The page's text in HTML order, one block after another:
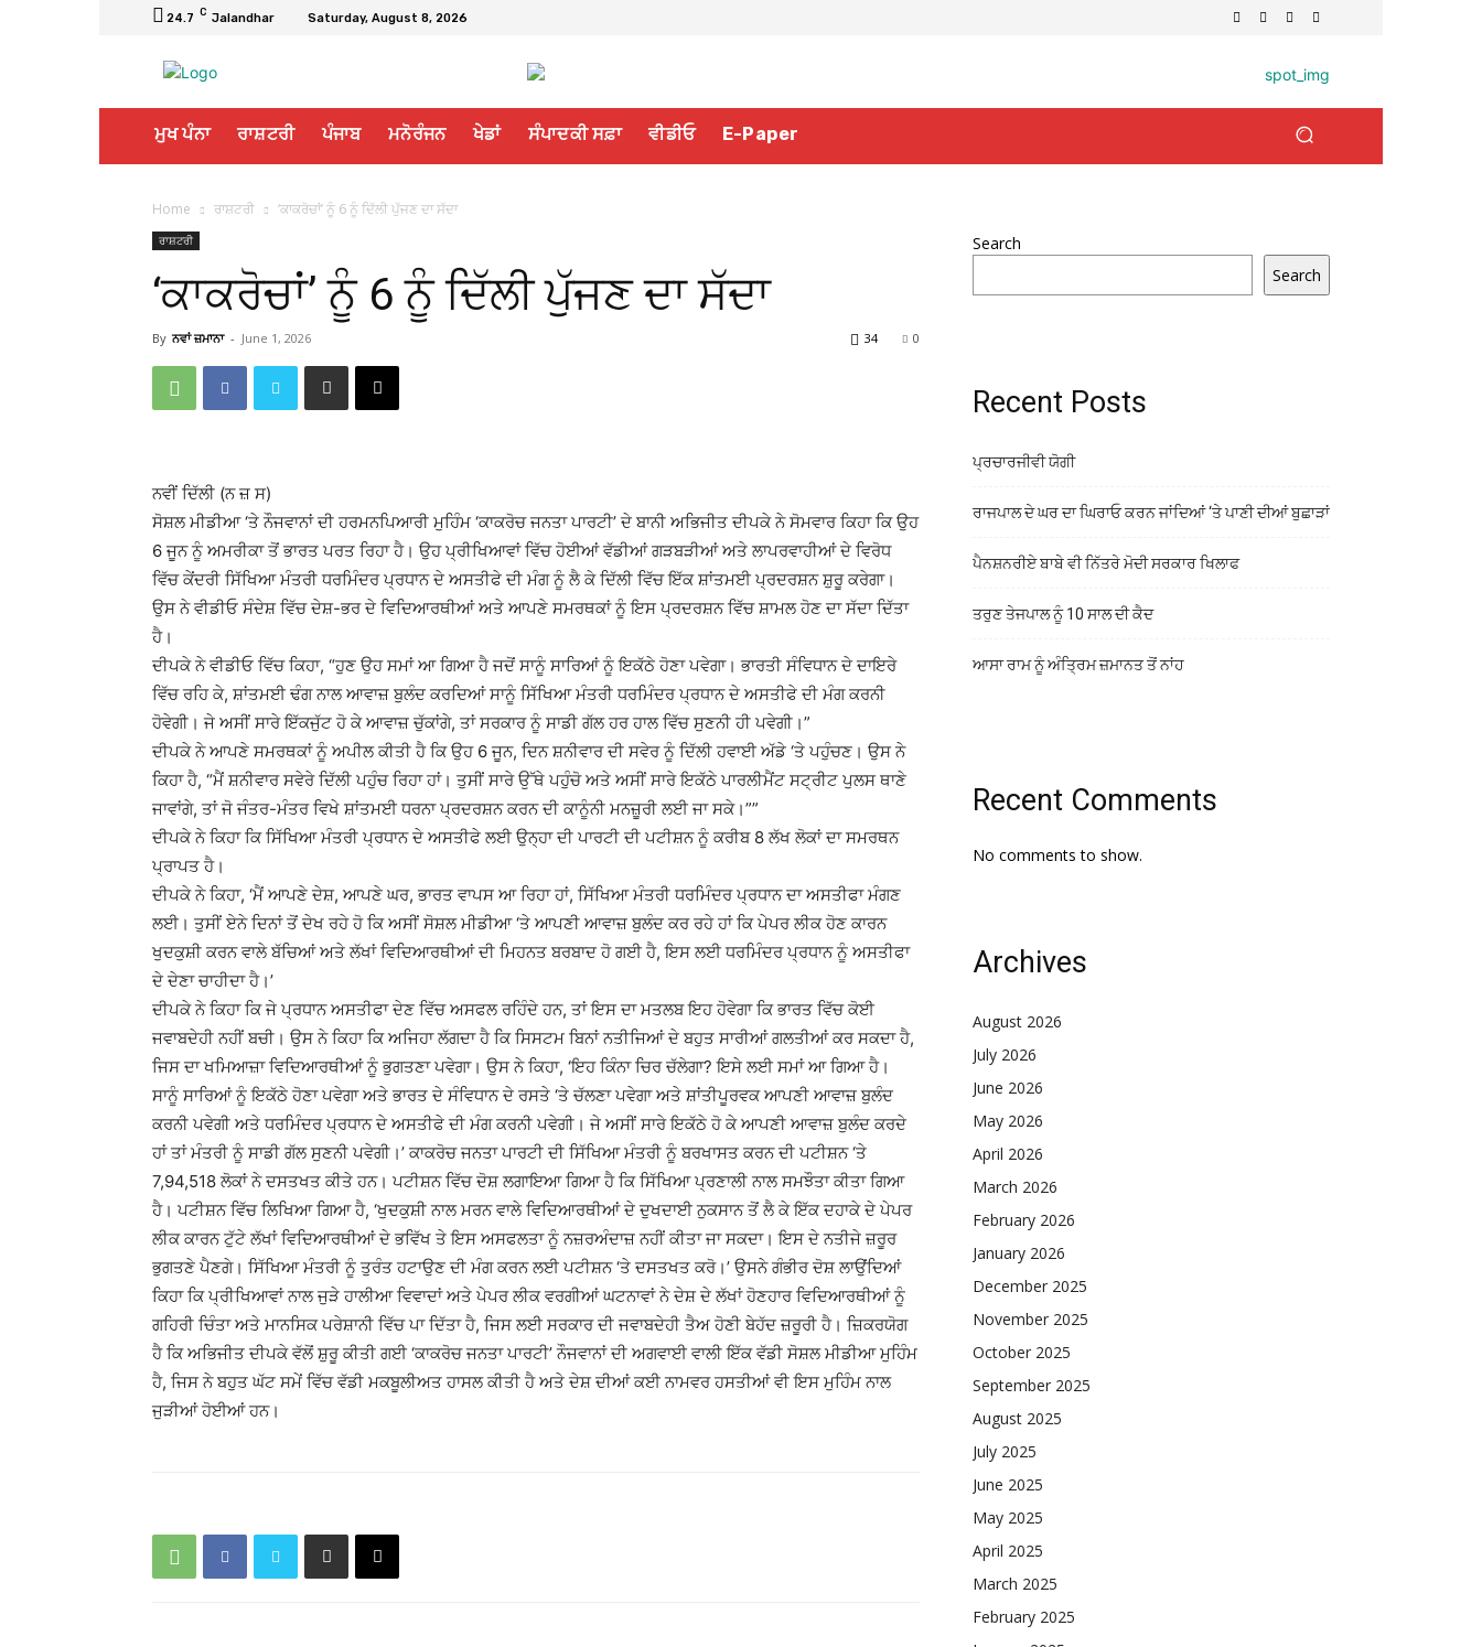
24.7 C Jalandhar Saturday, August 8, 2026
ਮੁਖ ਪੰਨਾ ਰਾਸ਼ਟਰੀ ਪੰਜਾਬ ਮਨੋਰੰਜਨ ਖੇਡਾਂ ਸੰਪਾਦਕੀ ਸਫ਼ਾ ਵੀਡੀਓ E-Paper
Home ਰਾਸ਼ਟਰੀ ‘ਕਾਕਰੋਚਾਂ’ ਨੂੰ 6 ਨੂੰ ਦਿੱਲੀ ਪੁੱਜਣ ਦਾ ਸੱਦਾ
ਰਾਸ਼ਟਰੀ
‘ਕਾਕਰੋਚਾਂ’ ਨੂੰ 6 ਨੂੰ ਦਿੱਲੀ ਪੁੱਜਣ ਦਾ ਸੱਦਾ
By ਨਵਾਂ ਜ਼ਮਾਨਾ - June 1, 2026 0
34
ਨਵੀਂ ਦਿੱਲੀ (ਨ ਜ਼ ਸ)
ਸੋਸ਼ਲ ਮੀਡੀਆ ‘ਤੇ ਨੌਜਵਾਨਾਂ ਦੀ ਹਰਮਨਪਿਆਰੀ ਮੁਹਿੰਮ ‘ਕਾਕਰੋਚ ਜਨਤਾ ਪਾਰਟੀ’ ਦੇ ਬਾਨੀ ਅਭਿਜੀਤ ਦੀਪਕੇ ਨੇ ਸੋਮਵਾਰ ਕਿਹਾ ਕਿ ਉਹ
6 ਜੂਨ ਨੂੰ ਅਮਰੀਕਾ ਤੋਂ ਭਾਰਤ ਪਰਤ ਰਿਹਾ ਹੈ। ਉਹ ਪ੍ਰੀਖਿਆਵਾਂ ਵਿੱਚ ਹੋਈਆਂ ਵੱਡੀਆਂ ਗੜਬੜੀਆਂ ਅਤੇ ਲਾਪਰਵਾਹੀਆਂ ਦੇ ਵਿਰੋਧ
ਵਿੱਚ ਕੇਂਦਰੀ ਸਿੱਖਿਆ ਮੰਤਰੀ ਧਰਮਿੰਦਰ ਪ੍ਰਧਾਨ ਦੇ ਅਸਤੀਫੇ ਦੀ ਮੰਗ ਨੂੰ ਲੈ ਕੇ ਦਿੱਲੀ ਵਿੱਚ ਇੱਕ ਸ਼ਾਂਤਮਈ ਪ੍ਰਦਰਸ਼ਨ ਸ਼ੁਰੂ ਕਰੇਗਾ।
ਉਸ ਨੇ ਵੀਡੀਓ ਸੰਦੇਸ਼ ਵਿੱਚ ਦੇਸ਼-ਭਰ ਦੇ ਵਿਦਿਆਰਥੀਆਂ ਅਤੇ ਆਪਣੇ ਸਮਰਥਕਾਂ ਨੂੰ ਇਸ ਪ੍ਰਦਰਸ਼ਨ ਵਿੱਚ ਸ਼ਾਮਲ ਹੋਣ ਦਾ ਸੱਦਾ ਦਿੱਤਾ
ਹੈ।
ਦੀਪਕੇ ਨੇ ਵੀਡੀਓ ਵਿੱਚ ਕਿਹਾ, “ਹੁਣ ਉਹ ਸਮਾਂ ਆ ਗਿਆ ਹੈ ਜਦੋਂ ਸਾਨੂੰ ਸਾਰਿਆਂ ਨੂੰ ਇਕੱਠੇ ਹੋਣਾ ਪਵੇਗਾ। ਭਾਰਤੀ ਸੰਵਿਧਾਨ ਦੇ ਦਾਇਰੇ
ਵਿੱਚ ਰਹਿ ਕੇ, ਸ਼ਾਂਤਮਈ ਢੰਗ ਨਾਲ ਆਵਾਜ਼ ਬੁਲੰਦ ਕਰਦਿਆਂ ਸਾਨੂੰ ਸਿੱਖਿਆ ਮੰਤਰੀ ਧਰਮਿੰਦਰ ਪ੍ਰਧਾਨ ਦੇ ਅਸਤੀਫੇ ਦੀ ਮੰਗ ਕਰਨੀ
ਹੋਵੇਗੀ। ਜੇ ਅਸੀਂ ਸਾਰੇ ਇੱਕਜੁੱਟ ਹੋ ਕੇ ਆਵਾਜ਼ ਚੁੱਕਾਂਗੇ, ਤਾਂ ਸਰਕਾਰ ਨੂੰ ਸਾਡੀ ਗੱਲ ਹਰ ਹਾਲ ਵਿੱਚ ਸੁਣਨੀ ਹੀ ਪਵੇਗੀ।”
ਦੀਪਕੇ ਨੇ ਆਪਣੇ ਸਮਰਥਕਾਂ ਨੂੰ ਅਪੀਲ ਕੀਤੀ ਹੈ ਕਿ ਉਹ 6 ਜੂਨ, ਦਿਨ ਸ਼ਨੀਵਾਰ ਦੀ ਸਵੇਰ ਨੂੰ ਦਿੱਲੀ ਹਵਾਈ ਅੱਡੇ ‘ਤੇ ਪਹੁੰਚਣ। ਉਸ ਨੇ
ਕਿਹਾ ਹੈ, “ਮੈਂ ਸ਼ਨੀਵਾਰ ਸਵੇਰੇ ਦਿੱਲੀ ਪਹੁੰਚ ਰਿਹਾ ਹਾਂ। ਤੁਸੀਂ ਸਾਰੇ ਉੱਥੇ ਪਹੁੰਚੋ ਅਤੇ ਅਸੀਂ ਸਾਰੇ ਇਕੱਠੇ ਪਾਰਲੀਮੈਂਟ ਸਟ੍ਰੀਟ ਪੁਲਸ ਥਾਣੇ
ਜਾਵਾਂਗੇ, ਤਾਂ ਜੋ ਜੰਤਰ-ਮੰਤਰ ਵਿਖੇ ਸ਼ਾਂਤਮਈ ਧਰਨਾ ਪ੍ਰਦਰਸ਼ਨ ਕਰਨ ਦੀ ਕਾਨੂੰਨੀ ਮਨਜ਼ੂਰੀ ਲਈ ਜਾ ਸਕੇ।””
ਦੀਪਕੇ ਨੇ ਕਿਹਾ ਕਿ ਸਿੱਖਿਆ ਮੰਤਰੀ ਪ੍ਰਧਾਨ ਦੇ ਅਸਤੀਫੇ ਲਈ ਉਨ੍ਹਾ ਦੀ ਪਾਰਟੀ ਦੀ ਪਟੀਸ਼ਨ ਨੂੰ ਕਰੀਬ 8 ਲੱਖ ਲੋਕਾਂ ਦਾ ਸਮਰਥਨ
ਪ੍ਰਾਪਤ ਹੈ।
ਦੀਪਕੇ ਨੇ ਕਿਹਾ, ‘ਮੈਂ ਆਪਣੇ ਦੇਸ਼, ਆਪਣੇ ਘਰ, ਭਾਰਤ ਵਾਪਸ ਆ ਰਿਹਾ ਹਾਂ, ਸਿੱਖਿਆ ਮੰਤਰੀ ਧਰਮਿੰਦਰ ਪ੍ਰਧਾਨ ਦਾ ਅਸਤੀਫਾ ਮੰਗਣ
ਲਈ। ਤੁਸੀਂ ਏਨੇ ਦਿਨਾਂ ਤੋਂ ਦੇਖ ਰਹੇ ਹੋ ਕਿ ਅਸੀਂ ਸੋਸ਼ਲ ਮੀਡੀਆ ‘ਤੇ ਆਪਣੀ ਆਵਾਜ਼ ਬੁਲੰਦ ਕਰ ਰਹੇ ਹਾਂ ਕਿ ਪੇਪਰ ਲੀਕ ਹੋਣ ਕਾਰਨ
ਖੁਦਕੁਸ਼ੀ ਕਰਨ ਵਾਲੇ ਬੱਚਿਆਂ ਅਤੇ ਲੱਖਾਂ ਵਿਦਿਆਰਥੀਆਂ ਦੀ ਮਿਹਨਤ ਬਰਬਾਦ ਹੋ ਗਈ ਹੈ, ਇਸ ਲਈ ਧਰਮਿੰਦਰ ਪ੍ਰਧਾਨ ਨੂੰ ਅਸਤੀਫਾ
ਦੇ ਦੇਣਾ ਚਾਹੀਦਾ ਹੈ।’
ਦੀਪਕੇ ਨੇ ਕਿਹਾ ਕਿ ਜੇ ਪ੍ਰਧਾਨ ਅਸਤੀਫਾ ਦੇਣ ਵਿੱਚ ਅਸਫਲ ਰਹਿੰਦੇ ਹਨ, ਤਾਂ ਇਸ ਦਾ ਮਤਲਬ ਇਹ ਹੋਵੇਗਾ ਕਿ ਭਾਰਤ ਵਿੱਚ ਕੋਈ
ਜਵਾਬਦੇਹੀ ਨਹੀਂ ਬਚੀ। ਉਸ ਨੇ ਕਿਹਾ ਕਿ ਅਜਿਹਾ ਲੱਗਦਾ ਹੈ ਕਿ ਸਿਸਟਮ ਬਿਨਾਂ ਨਤੀਜਿਆਂ ਦੇ ਬਹੁਤ ਸਾਰੀਆਂ ਗਲਤੀਆਂ ਕਰ ਸਕਦਾ ਹੈ,
ਜਿਸ ਦਾ ਖਮਿਆਜ਼ਾ ਵਿਦਿਆਰਥੀਆਂ ਨੂੰ ਭੁਗਤਣਾ ਪਵੇਗਾ। ਉਸ ਨੇ ਕਿਹਾ, ‘ਇਹ ਕਿੰਨਾ ਚਿਰ ਚੱਲੇਗਾ? ਇਸੇ ਲਈ ਸਮਾਂ ਆ ਗਿਆ ਹੈ।
ਸਾਨੂੰ ਸਾਰਿਆਂ ਨੂੰ ਇਕੱਠੇ ਹੋਣਾ ਪਵੇਗਾ ਅਤੇ ਭਾਰਤ ਦੇ ਸੰਵਿਧਾਨ ਦੇ ਰਸਤੇ ‘ਤੇ ਚੱਲਣਾ ਪਵੇਗਾ ਅਤੇ ਸ਼ਾਂਤੀਪੂਰਵਕ ਆਪਣੀ ਆਵਾਜ਼ ਬੁਲੰਦ
ਕਰਨੀ ਪਵੇਗੀ ਅਤੇ ਧਰਮਿੰਦਰ ਪ੍ਰਧਾਨ ਦੇ ਅਸਤੀਫੇ ਦੀ ਮੰਗ ਕਰਨੀ ਪਵੇਗੀ। ਜੇ ਅਸੀਂ ਸਾਰੇ ਇਕੱਠੇ ਹੋ ਕੇ ਆਪਣੀ ਆਵਾਜ਼ ਬੁਲੰਦ ਕਰਦੇ
ਹਾਂ ਤਾਂ ਮੰਤਰੀ ਨੂੰ ਸਾਡੀ ਗੱਲ ਸੁਣਨੀ ਪਵੇਗੀ।’ ਕਾਕਰੋਚ ਜਨਤਾ ਪਾਰਟੀ ਦੀ ਸਿੱਖਿਆ ਮੰਤਰੀ ਨੂੰ ਬਰਖਾਸਤ ਕਰਨ ਦੀ ਪਟੀਸ਼ਨ ‘ਤੇ
7,94,518 ਲੋਕਾਂ ਨੇ ਦਸਤਖਤ ਕੀਤੇ ਹਨ। ਪਟੀਸ਼ਨ ਵਿੱਚ ਦੋਸ਼ ਲਗਾਇਆ ਗਿਆ ਹੈ ਕਿ ਸਿੱਖਿਆ ਪ੍ਰਣਾਲੀ ਨਾਲ ਸਮਝੌਤਾ ਕੀਤਾ ਗਿਆ
ਹੈ। ਪਟੀਸ਼ਨ ਵਿੱਚ ਲਿਖਿਆ ਗਿਆ ਹੈ, ‘ਖੁਦਕੁਸ਼ੀ ਨਾਲ ਮਰਨ ਵਾਲੇ ਵਿਦਿਆਰਥੀਆਂ ਦੇ ਦੁਖਦਾਈ ਨੁਕਸਾਨ ਤੋਂ ਲੈ ਕੇ ਇੱਕ ਦਹਾਕੇ ਦੇ ਪੇਪਰ
ਲੀਕ ਕਾਰਨ ਟੁੱਟੇ ਲੱਖਾਂ ਵਿਦਿਆਰਥੀਆਂ ਦੇ ਭਵਿੱਖ ਤੇ ਇਸ ਅਸਫਲਤਾ ਨੂੰ ਨਜ਼ਰਅੰਦਾਜ਼ ਨਹੀਂ ਕੀਤਾ ਜਾ ਸਕਦਾ। ਇਸ ਦੇ ਨਤੀਜੇ ਜ਼ਰੂਰ
ਭੁਗਤਣੇ ਪੈਣਗੇ। ਸਿੱਖਿਆ ਮੰਤਰੀ ਨੂੰ ਤੁਰੰਤ ਹਟਾਉਣ ਦੀ ਮੰਗ ਕਰਨ ਲਈ ਪਟੀਸ਼ਨ ‘ਤੇ ਦਸਤਖਤ ਕਰੋ।’ ਉਸਨੇ ਗੰਭੀਰ ਦੋਸ਼ ਲਾਉਂਦਿਆਂ
ਕਿਹਾ ਕਿ ਪ੍ਰੀਖਿਆਵਾਂ ਨਾਲ ਜੁੜੇ ਹਾਲੀਆ ਵਿਵਾਦਾਂ ਅਤੇ ਪੇਪਰ ਲੀਕ ਵਰਗੀਆਂ ਘਟਨਾਵਾਂ ਨੇ ਦੇਸ਼ ਦੇ ਲੱਖਾਂ ਹੋਣਹਾਰ ਵਿਦਿਆਰਥੀਆਂ ਨੂੰ
ਗਹਿਰੀ ਚਿੰਤਾ ਅਤੇ ਮਾਨਸਿਕ ਪਰੇਸ਼ਾਨੀ ਵਿੱਚ ਪਾ ਦਿੱਤਾ ਹੈ, ਜਿਸ ਲਈ ਸਰਕਾਰ ਦੀ ਜਵਾਬਦੇਹੀ ਤੈਅ ਹੋਣੀ ਬੇਹੱਦ ਜ਼ਰੂਰੀ ਹੈ। ਜ਼ਿਕਰਯੋਗ
ਹੈ ਕਿ ਅਭਿਜੀਤ ਦੀਪਕੇ ਵੱਲੋਂ ਸ਼ੁਰੂ ਕੀਤੀ ਗਈ ‘ਕਾਕਰੋਚ ਜਨਤਾ ਪਾਰਟੀ’ ਨੌਜਵਾਨਾਂ ਦੀ ਅਗਵਾਈ ਵਾਲੀ ਇੱਕ ਵੱਡੀ ਸੋਸ਼ਲ ਮੀਡੀਆ ਮੁਹਿੰਮ
ਹੈ, ਜਿਸ ਨੇ ਬਹੁਤ ਘੱਟ ਸਮੇਂ ਵਿੱਚ ਵੱਡੀ ਮਕਬੂਲੀਅਤ ਹਾਸਲ ਕੀਤੀ ਹੈ ਅਤੇ ਦੇਸ਼ ਦੀਆਂ ਕਈ ਨਾਮਵਰ ਹਸਤੀਆਂ ਵੀ ਇਸ ਮੁਹਿੰਮ ਨਾਲ
ਜੁੜੀਆਂ ਹੋਈਆਂ ਹਨ।
Search
Search
Recent Posts
ਪ੍ਰਚਾਰਜੀਵੀ ਯੋਗੀ
ਰਾਜਪਾਲ ਦੇ ਘਰ ਦਾ ਘਿਰਾਓ ਕਰਨ ਜਾਂਦਿਆਂ ‘ਤੇ ਪਾਣੀ ਦੀਆਂ ਬੁਛਾੜਾਂ
ਪੈਨਸ਼ਨਰੀਏ ਬਾਬੇ ਵੀ ਨਿੱਤਰੇ ਮੋਦੀ ਸਰਕਾਰ ਖਿਲਾਫ
ਤਰੁਣ ਤੇਜਪਾਲ ਨੂੰ 10 ਸਾਲ ਦੀ ਕੈਦ
ਆਸਾ ਰਾਮ ਨੂੰ ਅੰਤ੍ਰਿਮ ਜ਼ਮਾਨਤ ਤੋਂ ਨਾਂਹ
Recent Comments
No comments to show.
Archives
August 2026
July 2026
June 2026
May 2026
April 2026
March 2026
February 2026
January 2026
December 2025
November 2025
October 2025
September 2025
August 2025
July 2025
June 2025
May 2025
April 2025
March 2025
February 2025